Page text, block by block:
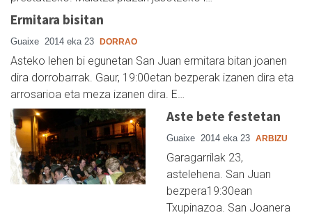
Ermitara bisitan
Guaixe 2014 eka 23 DORRAO
Asteko lehen bi egunetan San Juan ermitara bitan joanen
dira dorrobarrak. Gaur, 19:00etan bezperak izanen dira eta
arrosarioa eta meza izanen dira. E…
Aste bete festetan
Guaixe 2014 eka 23 ARBIZU
Garagarrilak 23,
astelehena. San Juan
bezpera19:30ean
Txupinazoa. San Joanera